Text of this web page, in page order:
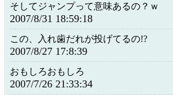
そしてジャンプって意味あるの？ｗ
2007/8/31 18:59:18
この、入れ歯だれが投げてるの!?
2007/8/27 17:8:39
おもしろおもしろ
2007/7/26 21:33:34